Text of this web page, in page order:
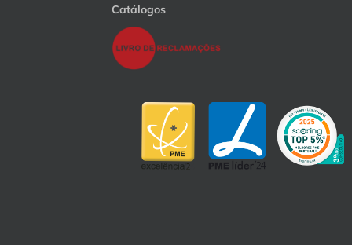
Catálogos